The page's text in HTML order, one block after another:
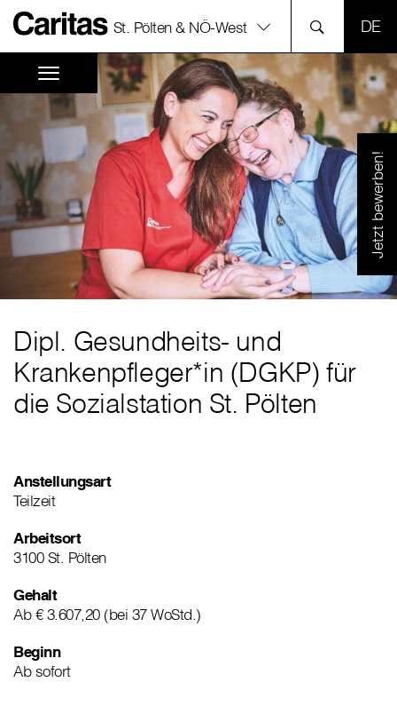
St. Pölten & NÖ-West
Jetzt bewerben!
Dipl. Gesundheits- und
Krankenpfleger*in (DGKP) für
die Sozialstation St. Pölten
Anstellungsart
Teilzeit
Arbeitsort
3100 St. Pölten
Gehalt
Ab € 3.607,20 (bei 37 WoStd.)
Beginn
Ab sofort